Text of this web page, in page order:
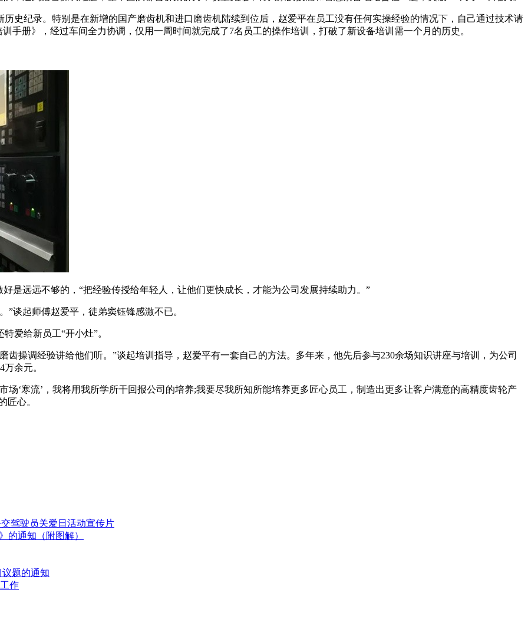
史纪录。特别是在新增的国产磨齿机和进口磨齿机陆续到位后，赵爱平在员工没有任何实操经验的情况下，自己通过技术请
手册》，经过车间全力协调，仅用一周时间就完成了7名员工的操作培训，打破了新设备培训需一个月的历史。
是远远不够的，“把经验传授给年轻人，让他们更快成长，才能为公司发展持续助力。”
谈起师傅赵爱平，徒弟窦钰锋感激不已。
爱给新员工“开小灶”。
操调经验讲给他们听。”谈起培训指导，赵爱平有一套自己的方法。多年来，他先后参与230余场知识讲座与培训，为公司
余元。
‘寒流’，我将用我所学所干回报公司的培养;我要尽我所知所能培养更多匠心员工，制造出更多让客户满意的高精度齿轮产
匠心。
驾驶员关爱日活动宣传片
的通知（附图解）
题的通知
作